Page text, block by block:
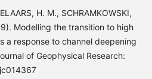
H. M., SCHRAMKOWSKI,
Modelling the transition to high
a response to channel deepening
of Geophysical Research: